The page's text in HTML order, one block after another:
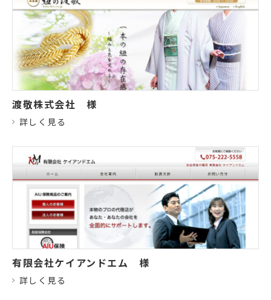
渡敬株式会社様
詳しく見る
有限会社ケイアンドエム様
詳しく見る